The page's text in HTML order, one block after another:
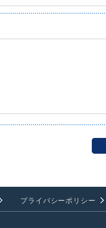
プライバシーポリシー